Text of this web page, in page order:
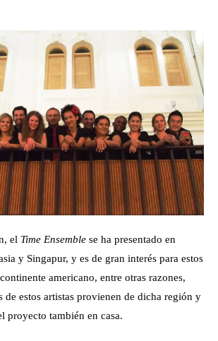
el Time Ensemble se ha presentado en
y Singapur, y es de gran interés para estos
americano, entre otras razones,
de estos artistas provienen de dicha región y
proyecto también en casa.